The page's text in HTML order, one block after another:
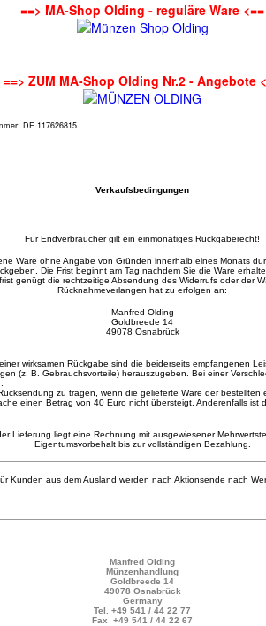
==> MA-Shop Olding - reguläre Ware <==
==> ZUM MA-Shop Olding Nr.2 - Angebote
DE 117626815
Verkaufsbedingungen
Für Endverbraucher gilt ein einmonatiges Rückgaberecht!
Ware ohne Angabe von Gründen innerhalb eines Monats
Die Frist beginnt am Tag nachdem Sie die Ware
genügt die rechtzeitige Absendung des Widerrufs oder der
Rücknahmeverlangen hat zu erfolgen an:
Manfred Olding
Goldbreede 14
49078 Osnabrück
wirksamen Rückgabe sind die beiderseits empfangenen
(z. B. Gebrauchsvorteile) herauszugeben. Bei einer
zu tragen, wenn die gelieferte Ware der bestellten
einen Betrag von 40 Euro nicht übersteigt. Anderenfalls ist
Lieferung liegt eine Rechnung mit ausgewiesener
Eigentumsvorbehalt bis zur vollständigen Bezahlung.
Kunden aus dem Ausland werden nach Aktionsende nach
Manfred Olding
Münzenhandlung
Goldbreede 14
49078 Osnabrück
Germany
Tel. +49 541 / 44 22 77
Fax +49 541 / 44 22 67